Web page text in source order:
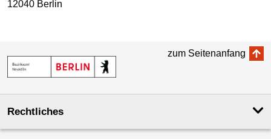
12040 Berlin
zum Seitenanfang
Rechtliches